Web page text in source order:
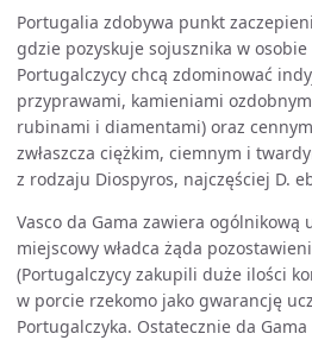
Portugalia zdobywa punkt
gdzie pozyskuje sojusznika w osobie
Portugalczycy chcą zdominować
przyprawami, kamieniami
rubinami i diamentami) oraz
zwłaszcza ciężkim, ciemnym i
z rodzaju Diospyros, najczęściej D.
Vasco da Gama zawiera ogólnikową
miejscowy władca żąda
(Portugalczycy zakupili duże ilości
w porcie rzekomo jako gwarancję
Portugalczyka. Ostatecznie da